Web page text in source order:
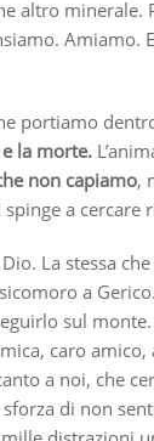
altro minerale.
Amiamo.
portiamo
la morte.
non capiamo,
a cercare
La stessa
a
sul monte.
caro amico,
a noi, che
sforza di non